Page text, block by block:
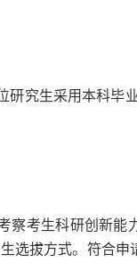
研究生采用本科毕
察考生科研创新
选拔方式。符合